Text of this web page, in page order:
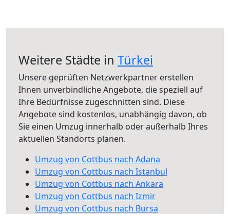
Weitere Städte in Türkei
Unsere geprüften Netzwerkpartner erstellen
Ihnen unverbindliche Angebote, die speziell auf
Ihre Bedürfnisse zugeschnitten sind. Diese
Angebote sind kostenlos, unabhängig davon, ob
Sie einen Umzug innerhalb oder außerhalb Ihres
aktuellen Standorts planen.
Umzug von Cottbus nach Adana
Umzug von Cottbus nach Istanbul
Umzug von Cottbus nach Ankara
Umzug von Cottbus nach Izmir
Umzug von Cottbus nach Bursa